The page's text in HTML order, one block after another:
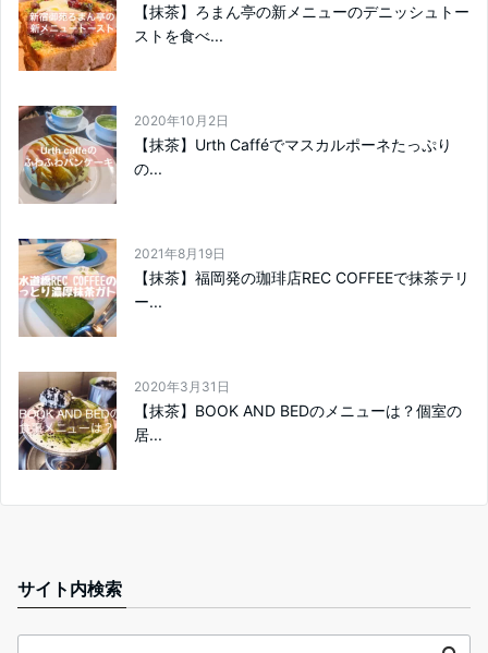
【抹茶】ろまん亭の新メニューのデニッシュトー
ストを食べ...
2020年10月2日
【抹茶】Urth Cafféでマスカルポーネたっぷり
の...
2021年8月19日
【抹茶】福岡発の珈琲店REC COFFEEで抹茶テリ
ー...
2020年3月31日
【抹茶】BOOK AND BEDのメニューは？個室の
居...
サイト内検索